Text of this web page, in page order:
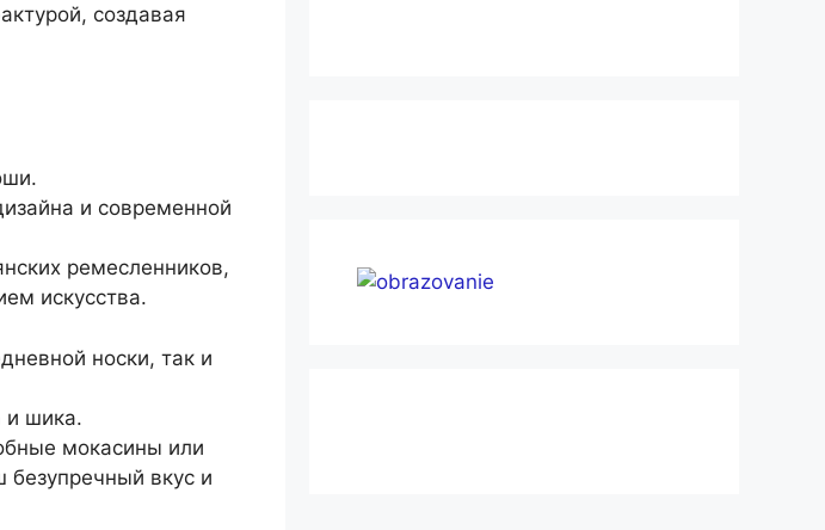
создавая
и современной
ремесленников,
искусства.
носки, так и
и шика.
мокасины или
безупречный вкус и